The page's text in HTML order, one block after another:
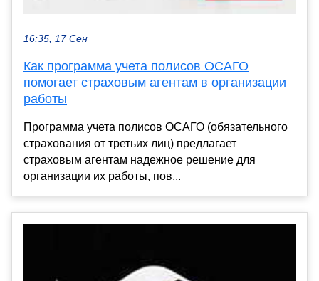
16:35, 17 Сен
Как программа учета полисов ОСАГО
помогает страховым агентам в организации
работы
Программа учета полисов ОСАГО (обязательного
страхования от третьих лиц) предлагает
страховым агентам надежное решение для
организации их работы, пов...